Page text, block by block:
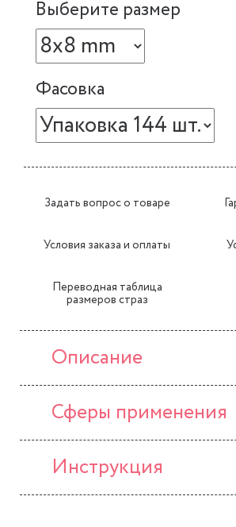
Выберите размер
Фасовка
Задать вопрос о товаре
Условия заказа и оплаты
Переводная таблица
размеров страз
Описание
Сферы применения
Инструкция